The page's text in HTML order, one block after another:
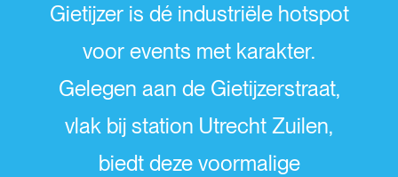
Gietijzer is dé industriële hotspot
voor events met karakter.
Gelegen aan de Gietijzerstraat,
vlak bij station Utrecht Zuilen,
biedt deze voormalige